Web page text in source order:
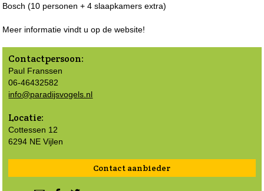
Bosch (10 personen + 4 slaapkamers extra)
Meer informatie vindt u op de website!
Contactpersoon:
Paul Franssen
06-46432582
info@paradijsvogels.nl
Locatie:
Cottessen 12
6294 NE Vijlen
Contact aanbieder